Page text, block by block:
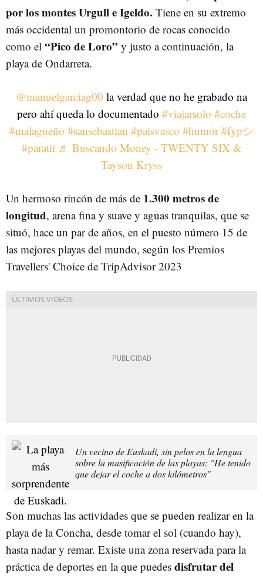
por los montes Urgull e Igeldo. Tiene en su extremo
más occidental un promontorio de rocas conocido
como el “Pico de Loro” y justo a continuación, la
playa de Ondarreta.
@manuelgarciag00 la verdad que no he grabado na
pero ahí queda lo documentado #viajarsolo #coche
#malagueño #sansebastian #paisvasco #humor #fypシ
#paratii ♬ Buscando Money - TWENTY SIX &
Tayson Kryss
Un hermoso rincón de más de 1.300 metros de
longitud, arena fina y suave y aguas tranquilas, que se
situó, hace un par de años, en el puesto número 15 de
las mejores playas del mundo, según los Premios
Travellers' Choice de TripAdvisor 2023
Un vecino de Euskadi, sin pelos en la lengua
sobre la masificación de las playas: "He tenido
que dejar el coche a dos kilómetros"
Son muchas las actividades que se pueden realizar en la
playa de la Concha, desde tomar el sol (cuando hay),
hasta nadar y remar. Existe una zona reservada para la
práctica de deportes en la que puedes disfrutar del